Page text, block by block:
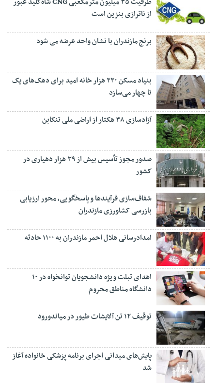
از ناترازی بنزین است
برنج مازندران با نشان واحد عرضه می شود
بنیاد مسکن ۲۲۰ هزار خانه امید برای دهک‌های یک
تا چهار می‌سازد
آزادسازی ۳۸ هکتار از اراضی ملی تنکابن
صدور مجوز تأسیس بیش از ۳۹ هزار دهیاری در
کشور
شفاف‌سازی فرآیند‌ها و پاسخگویی، محور ارزیابی
بازرسی کشاورزی مازندران
امدادرسانی هلال احمر مازندران به ۱۱۰۰ حادثه
اهدای تبلت ویژه دانشجویان توانخواه در ۱۰
دانشگاه مناطق محروم
توقیف ۱۲ تن آلایشات طیور در میاندورود
پایش‌های میدانی اجرای برنامه پزشکی خانواده آغاز
شد